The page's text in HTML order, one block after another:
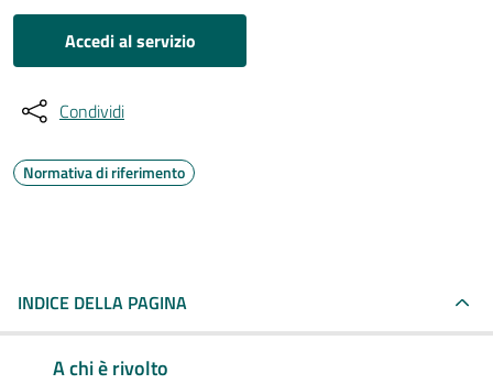
Accedi al servizio
Condividi
Normativa di riferimento
INDICE DELLA PAGINA
A chi è rivolto